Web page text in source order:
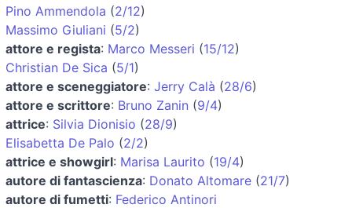
Pino Ammendola (2/12)
Massimo Giuliani (5/2)
attore e regista: Marco Messeri (15/12)
Christian De Sica (5/1)
attore e sceneggiatore: Jerry Calà (28/6)
attore e scrittore: Bruno Zanin (9/4)
attrice: Silvia Dionisio (28/9)
Elisabetta De Palo (2/2)
attrice e showgirl: Marisa Laurito (19/4)
autore di fantascienza: Donato Altomare (21/7)
autore di fumetti: Federico Antinori